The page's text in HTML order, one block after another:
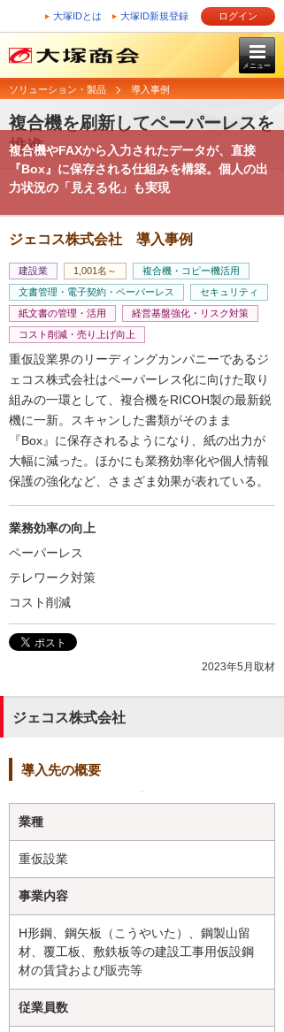
大塚IDとは 大塚ID新規登録 ログイン
メニュー
ソリューション・製品 導入事例
複合機を刷新してペーパーレスを
推進
複合機やFAXから入力されたデータが、直接
『Box』に保存される仕組みを構築。個人の出
力状況の「見える化」も実現
ジェコス株式会社 導入事例
建設業 1,001名～
複合機・コピー機活用
文書管理・電子契約・ペーパーレス
セキュリティ
紙文書の管理・活用
経営基盤強化・リスク対策
コスト削減・売り上げ向上
重仮設業界のリーディングカンパニーであるジ
ェコス株式会社はペーパーレス化に向けた取り
組みの一環として、複合機をRICOH製の最新鋭
機に一新。スキャンした書類がそのまま
『Box』に保存されるようになり、紙の出力が
大幅に減った。ほかにも業務効率化や個人情報
保護の強化など、さまざま効果が表れている。
業務効率の向上
ペーパーレス
テレワーク対策
コスト削減
2023年5月取材
ジェコス株式会社
導入先の概要
業種
重仮設業
事業内容
H形鋼、鋼矢板（こうやいた）、鋼製山留
材、覆工板、敷鉄板等の建設工事用仮設鋼
材の賃貸および販売等
従業員数